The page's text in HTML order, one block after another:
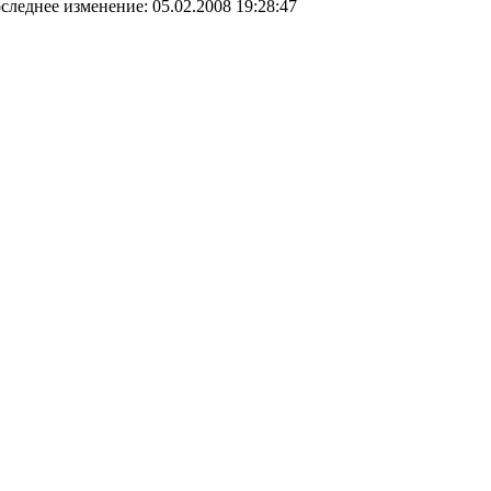
изменение: 05.02.2008 19:28:47